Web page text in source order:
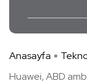
Anasayfa
Huawei, ABD